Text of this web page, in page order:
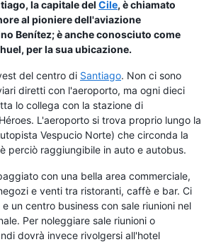
la capitale del Cile, è chiamato
al pioniere dell'aviazione
Benítez; è anche conosciuto come
per la sua ubicazione.
del centro di Santiago. Non ci sono
diretti con l'aeroporto, ma ogni dieci
lo collega con la stazione di
L'aeroporto si trova proprio lungo la
Vespucio Norte) che circonda la
perciò raggiungibile in auto e autobus.
con una bella area commerciale,
e venti tra ristoranti, caffè e bar. Ci
e un centro business con sale riunioni nel
Per noleggiare sale riunioni o
dovrà invece rivolgersi all'hotel